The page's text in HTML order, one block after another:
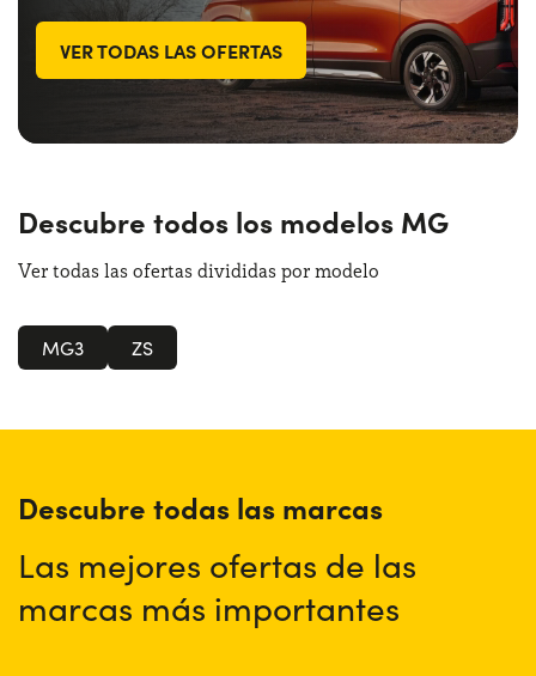
VER TODAS LAS OFERTAS
Descubre todos los modelos MG
Ver todas las ofertas divididas por modelo
MG3 ZS
Descubre todas las marcas
Las mejores ofertas de las
marcas más importantes